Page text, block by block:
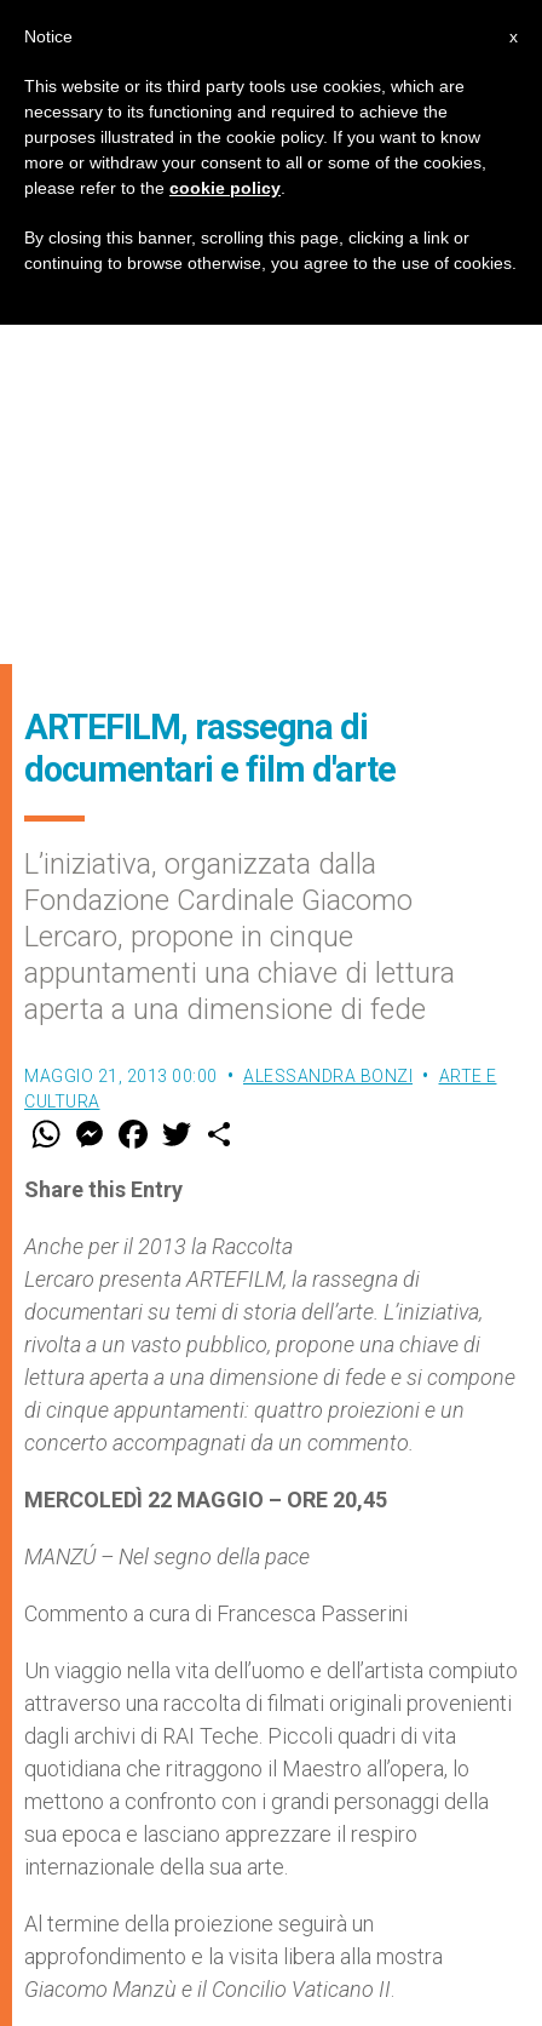
ARTEFILM, rassegna di
documentari e film d'arte
L’iniziativa, organizzata dalla
Fondazione Cardinale Giacomo
Lercaro, propone in cinque
appuntamenti una chiave di lettura
aperta a una dimensione di fede
MAGGIO 21, 2013 00:00 ALESSANDRA BONZI
ARTE E
CULTURA
W
t
s
p
p
M
e
s
e
g
e
r
F
a
e
b
o
k
w
r
Share this Entry
Anche per il 2013 la Raccolta
Lercaro presenta ARTEFILM, la rassegna di
documentari su temi di storia dell’arte. L’iniziativa,
rivolta a un vasto pubblico, propone una chiave di
lettura aperta a una dimensione di fede e si compone
di cinque appuntamenti: quattro proiezioni e un
concerto accompagnati da un commento.
MERCOLEDÌ 22 MAGGIO – ORE 20,45
MANZÚ – Nel segno della pace
Commento a cura di Francesca Passerini
Un viaggio nella vita dell’uomo e dell’artista compiuto
attraverso una raccolta di filmati originali provenienti
dagli archivi di RAI Teche. Piccoli quadri di vita
quotidiana che ritraggono il Maestro all’opera, lo
mettono a confronto con i grandi personaggi della
sua epoca e lasciano apprezzare il respiro
internazionale della sua arte.
Al termine della proiezione seguirà un
approfondimento e la visita libera alla mostra
Giacomo Manzù e il Concilio Vaticano II
x
Notice
This website or its third party tools use cookies, which are
necessary to its functioning and required to achieve the
purposes illustrated in the cookie policy. If you want to know
more or withdraw your consent to all or some of the cookies,
please refer to the cookie policy
By closing this banner, scrolling this page, clicking a link or
continuing to browse otherwise, you agree to the use of cookies.